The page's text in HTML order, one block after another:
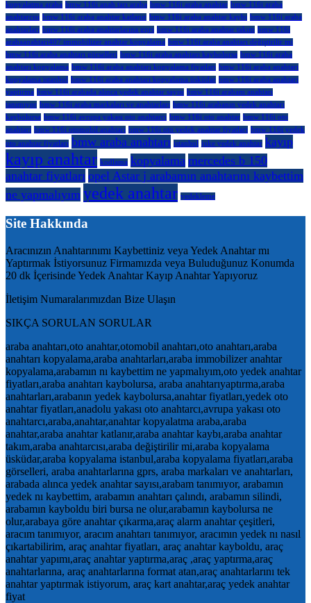
kopyalatma araba bmw 116i anah tarı araba bmw 116i araba anahtar bmw 116i araba
anahtarcısı bmw 116i araba anahtar katlanır bmw 116i araba anahtar kaybı bmw 116i araba
anahtarları bmw 116i araba anahtarlarına gprs bmw 116i araba anahtar takım
bmw 116i
arabaanahtarı407 immobilizer anahtar kopyalama bmw 116i araba anahtarı değiştirilir mi
bmw 116i araba anahtarı görselleri bmw 116i araba anahtarı kaybolursa bmw 116i araba
anahtarı kopyalama bmw 116i araba anahtarı kopyalama fiyatları bmw 116i araba anahtarı
kopyalama istanbul bmw 116i araba anahtarı kopyalama üsküdar bmw 116i araba anahtarı
yaptırma bmw 116i arabada alınca yedek anahtar sayısı bmw 116i arabam anahtarı
tanımıyor bmw 116i araba markaları ve anahtarları bmw 116i arabanın yedek anahtarı
kaybolursa bmw 116i avrupa yakası oto anahtarcı bmw 116i oto anahtar bmw 116i oto
anahtarı bmw 116i otomobil anahtarı bmw 116i oto yedek anahtar fiyatları bmw 116i yedek
oto anahtar fiyatları bmw araba anahtarı istanbul juke yedek anahtar kayıp
kayıp anahtar kodlama kopyalama mercedes b 150
anahtar fiyatları opel Astar j arabamın anahtarını kaybettim
ne yapmalıyım yedek anahtar yedekleme
Site Hakkında
Aracınızın Anahtarınımı Kaybettiniz veya Yedek Anahtar mı
Yaptırmak İstiyorsunuz Firmamızda veya Buluduğunuz Konumda
20 dk İçerisinde Yedek Anahtar Kayıp Anahtar Yapıyoruz
İletişim Numaralarımızdan Bize Ulaşın
SIKÇA SORULAN SORULAR
araba anahtarı,oto anahtar,otomobil anahtarı,oto anahtarı,araba
anahtarı kopyalama,araba anahtarları,araba immobilizer anahtar
kopyalama,arabamın nı kaybettim ne yapmalıyım,oto yedek anahtar
fiyatları,araba anahtarı kaybolursa, araba anahtarıyaptırma,araba
anahtarları,arabanın yedek kaybolursa,anahtar fiyatları,yedek oto
anahtar fiyatları,anadolu yakası oto anahtarcı,avrupa yakası oto
anahtarcı,araba,anahtar,anahtar kopyalatma araba,araba
anahtar,araba anahtar katlanır,araba anahtar kaybı,araba anahtar
takım,araba anahtarcısı,araba değiştirilir mi,araba kopyalama
üsküdar,araba kopyalama istanbul,araba kopyalama fiyatları,araba
görselleri, araba anahtarlarına gprs, araba markaları ve anahtarları,
arabada alınca yedek anahtar sayısı,arabam tanımıyor, arabamın
yedek nı kaybettim, arabamın anahtarı çalındı, arabamın silindi,
arabamın kayboldu biri bursa ne olur,arabamın kaybolursa ne
olur,arabaya göre anahtar çıkarma,araç alarm anahtar çeşitleri,
aracım tanımıyor, aracım anahtarı tanımıyor, aracımın yedek nı nasıl
çıkartabilirim, araç anahtar fiyatları, araç anahtar kayboldu, araç
anahtar yapımı,araç anahtar yaptırma,araç ,araç yaptırma,araç
anahtarlarına, araç anahtarlarına format atan,araç anahtarlarını tek
anahtar yaptırmak istiyorum, araç kart anahtar,araç yedek anahtar
fiyat